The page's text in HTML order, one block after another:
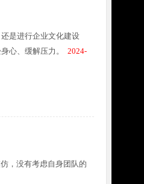
是进行企业文化建设
心、缓解压力。
2024-
，没有考虑自身团队的